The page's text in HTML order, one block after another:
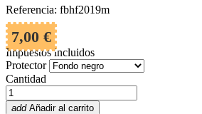
Referencia: fbhf2019m
7,00 €
Impuestos incluidos
Protector
Cantidad
add Añadir al carrito